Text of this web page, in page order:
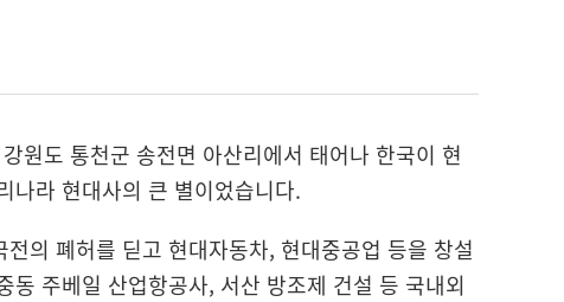
원도 통천군 송전면 아산리에서 태어나 한국이 현
나라 현대사의 큰 별이었습니다.
의 폐허를 딛고 현대자동차, 현대중공업 등을 창설
주베일 산업항공사, 서산 방조제 건설 등 국내외